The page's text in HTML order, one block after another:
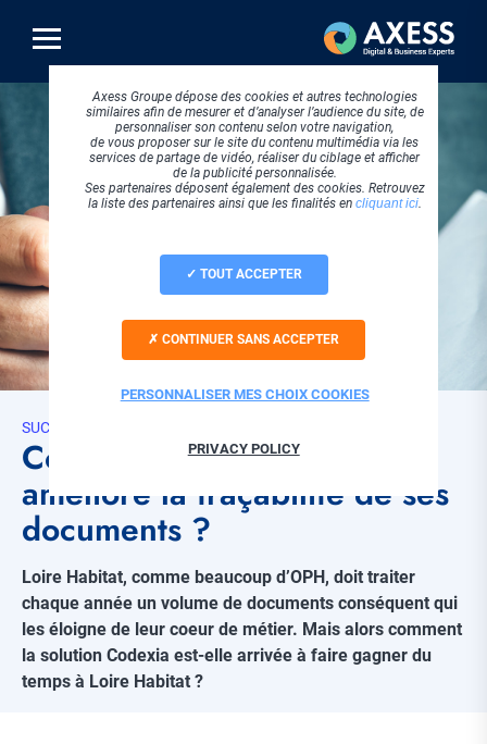
contenu
principal
SUCCESS STORIES
Comment Loire Habitat a
amélioré la traçabilité de ses
documents ?
Loire Habitat, comme beaucoup d’OPH, doit traiter
chaque année un volume de documents conséquent qui
les éloigne de leur coeur de métier. Mais alors comment
la solution Codexia est-elle arrivée à faire gagner du
temps à Loire Habitat ?
Axess Groupe dépose des cookies et autres technologies
similaires afin de mesurer et d’analyser l’audience du site, de
personnaliser son contenu selon votre navigation,
de vous proposer sur le site du contenu multimédia via les
services de partage de vidéo, réaliser du ciblage et afficher
de la publicité personnalisée.
Ses partenaires déposent également des cookies. Retrouvez
la liste des partenaires ainsi que les finalités en cliquant ici.
TOUT ACCEPTER
CONTINUER SANS ACCEPTER
PERSONNALISER MES CHOIX COOKIES
PRIVACY POLICY